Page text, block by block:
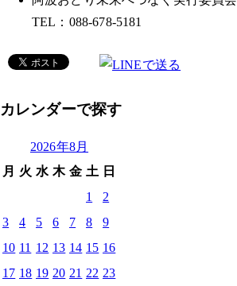
TEL：088-678-5181
カレンダーで探す
2026年8月
月 火 水 木 金 土 日
1
2
3
4 5 6 7 8
9
10 11 12 13 14 15 16
17 18 19 20 21 22 23